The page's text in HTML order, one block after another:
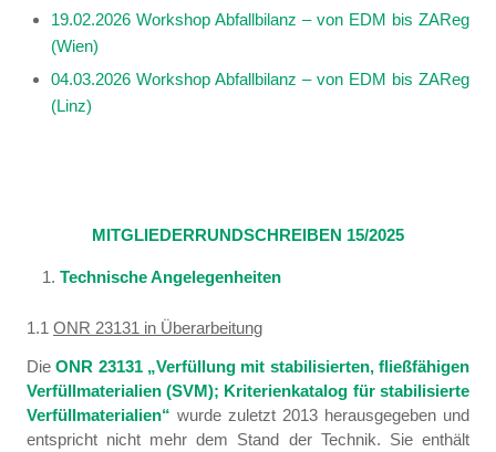
19.02.2026 Workshop Abfallbilanz – von EDM bis ZAReg
(Wien)
04.03.2026 Workshop Abfallbilanz – von EDM bis ZAReg
(Linz)
MITGLIEDERRUNDSCHREIBEN 15/2025
Technische Angelegenheiten
1.1 ONR 23131 in Überarbeitung
DieONR 23131 „Verfüllung mit stabilisierten, fließfähigen
Verfüllmaterialien (SVM); Kriterienkatalog für stabilisierte
Verfüllmaterialien“ wurde zuletzt 2013 herausgegeben und
entspricht nicht mehr dem Stand der Technik. Sie enthält